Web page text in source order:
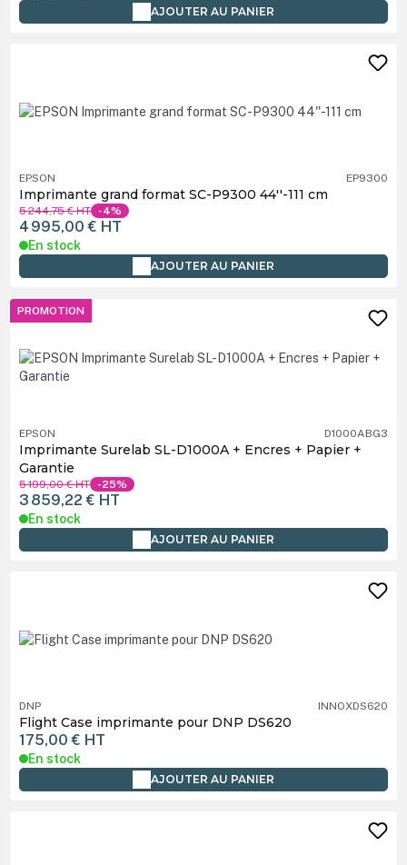
AJOUTER AU PANIER
EPSON EP9300
Imprimante grand format SC-P9300 44''-111 cm
5 244,75 €HT -4%
4 995,00 € HT
En stock
AJOUTER AU PANIER
PROMOTION
EPSON D1000ABG3
Imprimante Surelab SL-D1000A + Encres + Papier +
Garantie
5 199,00 €HT -25%
3 859,22 € HT
En stock
AJOUTER AU PANIER
DNP INNOXDS620
Flight Case imprimante pour DNP DS620
175,00 € HT
En stock
AJOUTER AU PANIER